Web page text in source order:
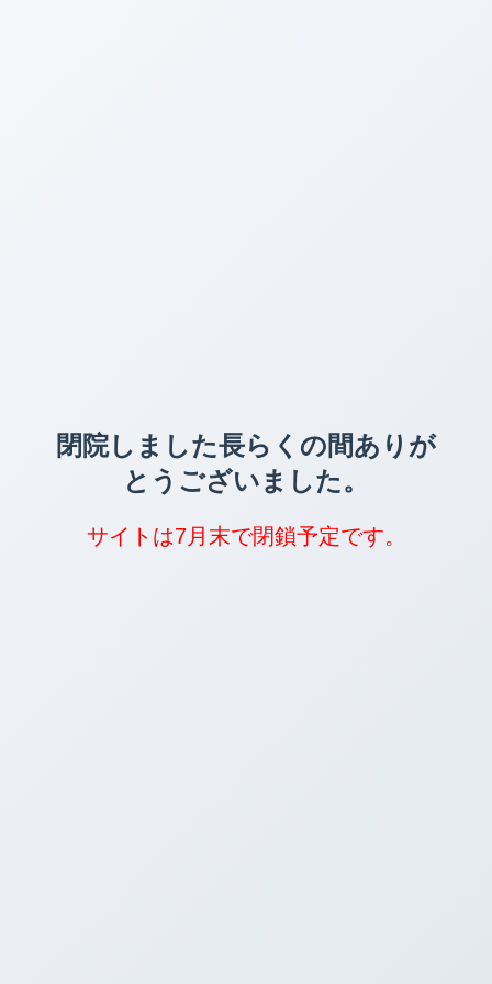
閉院しました長らくの間ありが
とうございました。
サイトは7月末で閉鎖予定です。